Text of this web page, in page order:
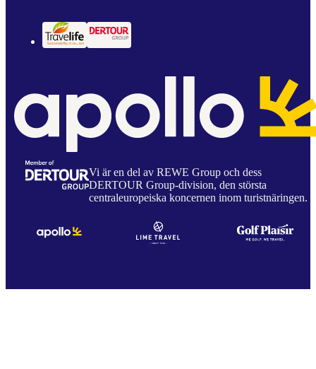
Vi är en del av REWE Group och dess
DERTOUR Group-division, den största
centraleuropeiska koncernen inom turistnäringen.